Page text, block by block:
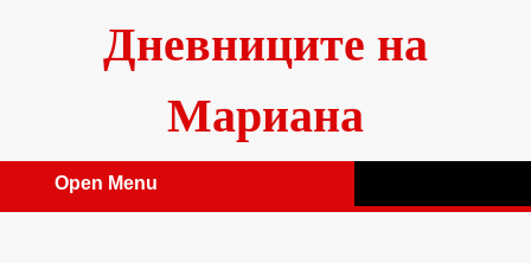
Дневниците на
Мариана
Open Menu